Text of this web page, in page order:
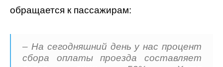
обращается к пассажирам:
– На сегодняшний день у нас процент
сбора оплаты проезда составляет